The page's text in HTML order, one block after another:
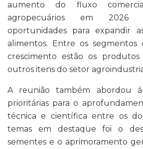
aumento do fluxo
agropecuários em 2026
oportunidades para expandir
alimentos. Entre os
crescimento estão os produtos
outros itens do setor
A reunião também abordou
prioritárias para o
técnica e científica entre os
temas em destaque foi o
sementes e o aprimoramento